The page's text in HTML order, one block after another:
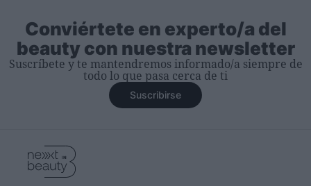
Conviértete en experto/a del
beauty con nuestra newsletter
Suscríbete y te mantendremos informado/a siempre de
todo lo que pasa cerca de ti
Suscribirse